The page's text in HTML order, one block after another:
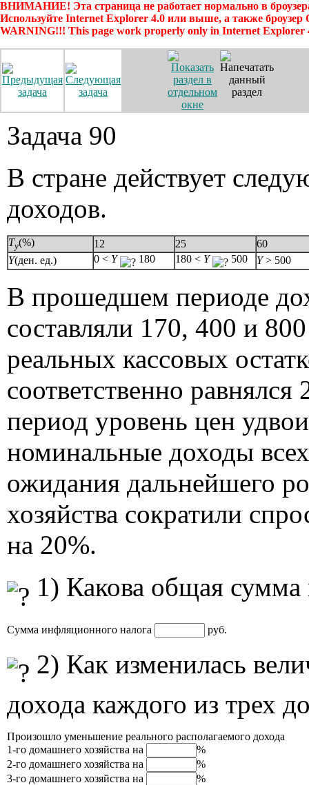
ВНИМАНИЕ! Эта страница не работает нормально в
Используйте Internet Explorer 4.0 или выше, а также броузер
WARNING!!! This page work properly only in Internet Explorer
Задача 90
В стране действует
доходов.
Ty(%) 12 25
60
Y(ден. ед.) 0 < Y 180 180 < Y 500 Y> 500
В прошедшем периоде
составляли 170, 400 и
реальных кассовых
соответственно
период уровень цен
номинальные доходы
ожидания дальнейшего
хозяйства сократили
на 20%.
1) Какова общая
Сумма инфляционного налога руб.
2) Как изменилась
дохода каждого из трех
Произошло уменьшение реального располагаемого дохода
1-го домашнего хозяйства на
%
2-го домашнего хозяйства на
%
3-го домашнего хозяйства на
%